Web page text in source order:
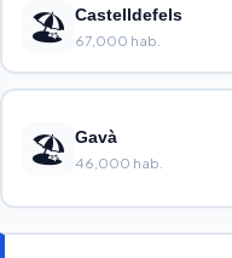
🏖️ Castelldefels
67,000 hab.
🏖️ Gavà
46,000 hab.